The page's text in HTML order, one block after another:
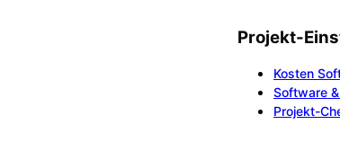
Projekt-
Kosten
Software
Projekt-